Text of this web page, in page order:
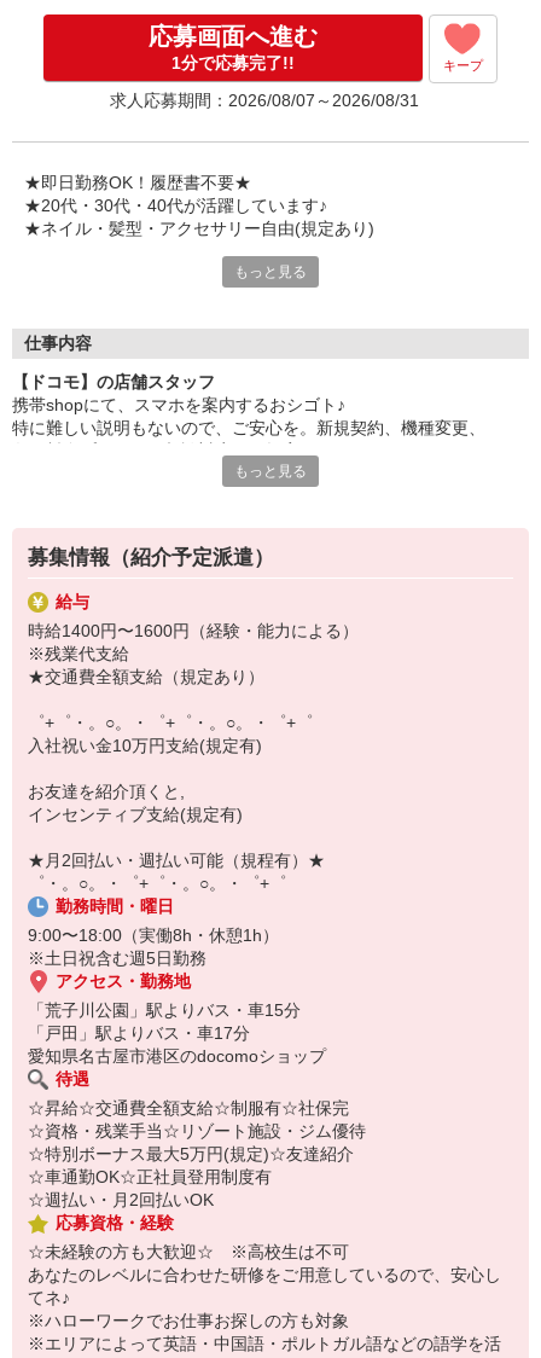
入社祝い金10万円支給(規定有)
お友達を紹介頂くと,
インセンティブ支給(規定有)
゜・。○。・゜+゜・。○。・゜+゜
応募画面へ進む
1分で応募完了!! キープ
求人応募期間：2026/08/07～2026/08/31
★即日勤務OK！履歴書不要★
★20代・30代・40代が活躍しています♪
★ネイル・髪型・アクセサリー自由(規定あり)
各キャリアの新機種が特別価格で購入OK！！
特別割引価格でご利用可能☆
お得に過ごしたいあなたの味方です♪
【選べるお仕事いろいろ】
事務、経理、データ入力、コールセンター、受付
▼工場・製造・軽作業系
機械/食品製造・梱包・仕分け・加工・組立・検査
▼美容系
眉毛サロンのアイブロウ・ネイリスト・エステ
▼営業・販売
法人営業・アパレル販売・個別指導塾・人材紹介
▼人気案件も多数♪
短期・期間限定・オープニング・官公庁案件
上場/優良/大手企業など
【スマホ面接実施中】
￣￣￣￣￣￣￣￣￣
自宅に居ながらスマホでカンタン面接OK！
オンライン面談なのでスピード対応。
即日登録もOK♪
気になった方はお気軽にご相談ください！
もっと見る
仕事内容
【ドコモ】の店舗スタッフ
携帯shopにて、スマホを案内するおシゴト♪
特に難しい説明もないので、ご安心を。新規契約、機種変更、
満足度◎
■携帯やインターネット販売業務
docomo(ドコモ)/au(エーユー)・KDDI/softbank(ソフトバンク)など
の大手キャリアから
ワイモバイル(Y!mobille)、楽天モバイル、UQなど格安スマホまで幅
広く紹介可能♪
もっと見る
募集情報（紹介予定派遣）
給与
時給1400円〜1600円（経験・能力による）
※残業代支給
★交通費全額支給（規定あり）
゜+゜・。○。・゜+゜・。○。・゜+゜
入社祝い金10万円支給(規定有)
お友達を紹介頂くと,
インセンティブ支給(規定有)
★月2回払い・週払い可能（規程有）★
゜・。○。・゜+゜・。○。・゜+゜
勤務時間・曜日
9:00〜18:00（実働8h・休憩1h）
※土日祝含む週5日勤務
アクセス・勤務地
「荒子川公園」駅よりバス・車15分
「戸田」駅よりバス・車17分
愛知県名古屋市港区のdocomoショップ
待遇
☆昇給☆交通費全額支給☆制服有☆社保完
☆資格・残業手当☆リゾート施設・ジム優待
☆特別ボーナス最大5万円(規定)☆友達紹介
☆車通勤OK☆正社員登用制度有
☆週払い・月2回払いOK
応募資格・経験
☆未経験の方も大歓迎☆ ※高校生は不可
あなたのレベルに合わせた研修をご用意しているので、安心し
てネ♪
※ハローワークでお仕事お探しの方も対象
※エリアによって英語・中国語・ポルトガル語などの語学を活